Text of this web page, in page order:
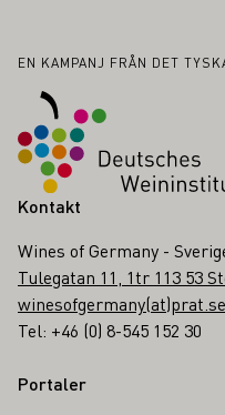
Sidfot
EN KAMPANJ FRÅN DET
Kontakt
Wines of Germany -
Tulegatan 11, 1tr 113 53
winesofgermany(at)prat.se
Tel: +46 (0) 8-545 152 30
Portaler